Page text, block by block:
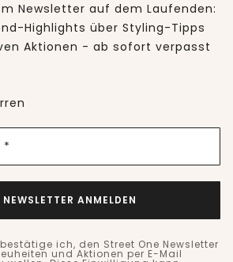
Newsletter auf dem Laufenden:
Highlights über Styling-Tipps
Aktionen - ab sofort verpasst
*
ANMELDEN
ich, den Street One Newsletter
und Aktionen per E-Mail